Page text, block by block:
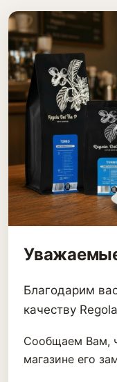
Благодарим
качеству
Сообщаем Вам,
магазине его